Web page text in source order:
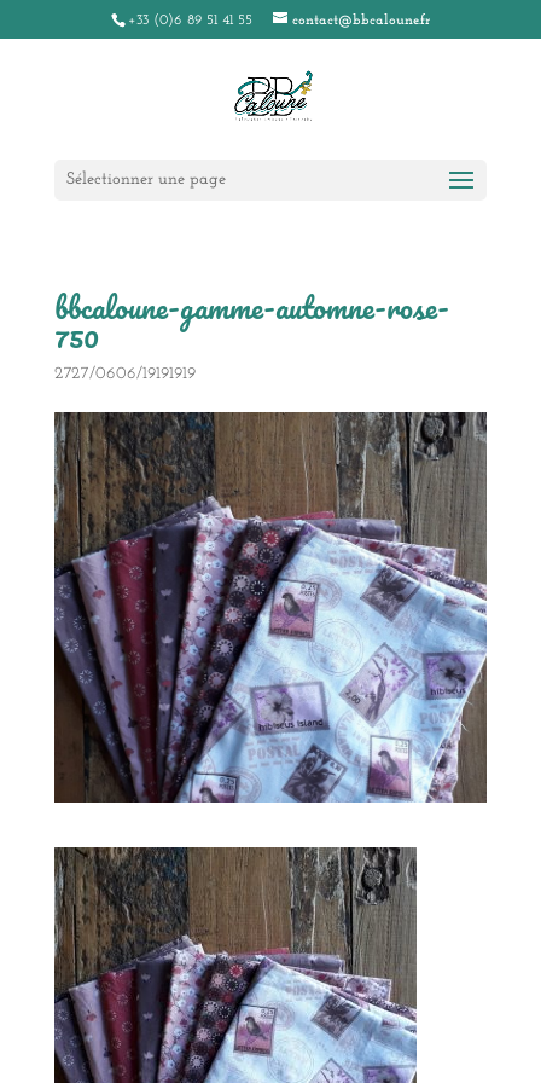
+33 (0)6 89 51 41 55 contact@bbcaloune.fr
Sélectionner une page
bbcaloune-gamme-automne-rose-
750
2727/0606/19191919